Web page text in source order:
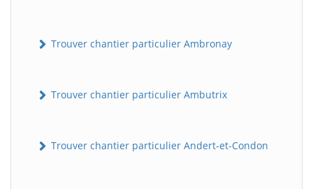
Trouver chantier particulier Ambronay
Trouver chantier particulier Ambutrix
Trouver chantier particulier Andert-et-Condon